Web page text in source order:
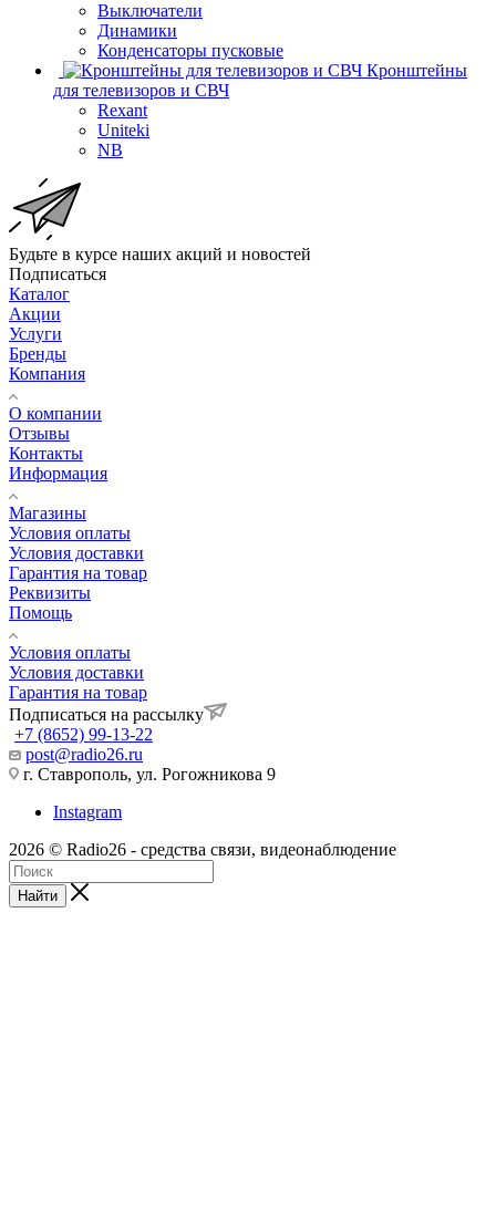
Выключатели
Динамики
Конденсаторы пусковые
Кронштейны
для телевизоров и СВЧ
Rexant
Uniteki
NB
Будьте в курсе наших акций и новостей
Подписаться
Каталог
Акции
Услуги
Бренды
Компания
О компании
Отзывы
Контакты
Информация
Магазины
Условия оплаты
Условия доставки
Гарантия на товар
Реквизиты
Помощь
Условия оплаты
Условия доставки
Гарантия на товар
Подписаться на рассылку
+7 (8652) 99-13-22
post@radio26.ru
г. Ставрополь, ул. Рогожникова 9
Instagram
2026 © Radio26 - средства связи, видеонаблюдение
Найти